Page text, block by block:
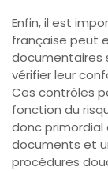
Enfin, il est
française peut
documentaires
vérifier leur
Ces contrôles
fonction du
donc primordial
documents et
procédures